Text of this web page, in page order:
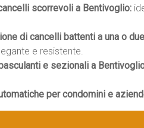
scorrevoli a Bentivoglio:
di cancelli battenti a una o
e resistente.
e sezionali a
per condomini e